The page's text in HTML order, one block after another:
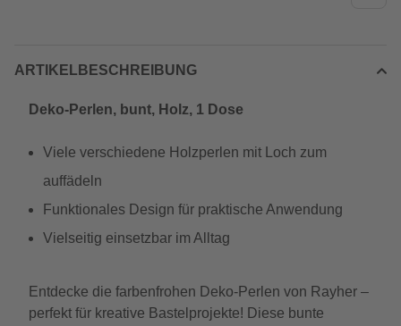
ARTIKELBESCHREIBUNG
Deko-Perlen, bunt, Holz, 1 Dose
Viele verschiedene Holzperlen mit Loch zum
auffädeln
Funktionales Design für praktische Anwendung
Vielseitig einsetzbar im Alltag
Entdecke die farbenfrohen Deko-Perlen von Rayher –
perfekt für kreative Bastelprojekte! Diese bunte